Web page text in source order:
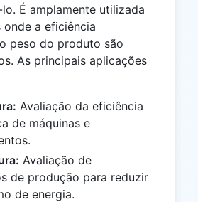
É amplamente utilizada
onde a eficiência
peso do produto são
As principais aplicações
Avaliação da eficiência
de máquinas e
Avaliação de
de produção para reduzir
de energia.